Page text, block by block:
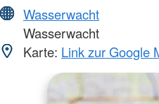
Wasserwacht
Wasserwacht
Karte: Link zur Google